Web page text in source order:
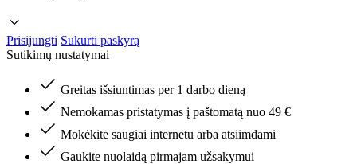
Prisijungti Sukurti paskyrą
Sutikimų nustatymai
Greitas išsiuntimas per 1 darbo dieną
Nemokamas pristatymas į paštomatą nuo 49 €
Mokėkite saugiai internetu arba atsiimdami
Gaukite nuolaidą pirmajam užsakymui